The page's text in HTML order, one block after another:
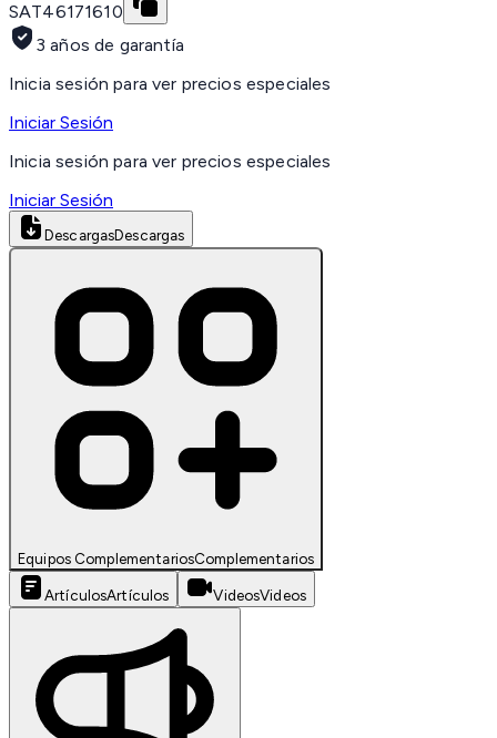
SAT46171610
3 años de garantía
Inicia sesión para ver precios especiales
Iniciar Sesión
Inicia sesión para ver precios especiales
Iniciar Sesión
DescargasDescargas
Equipos ComplementariosComplementarios
ArtículosArtículos VideosVideos